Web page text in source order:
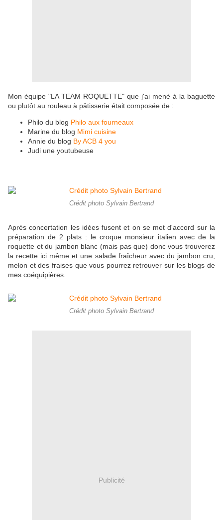
Mon équipe "LA TEAM ROQUETTE" que j'ai mené à la baguette
ou plutôt au rouleau à pâtisserie était composée de :
Philo du blog Philo aux fourneaux
Marine du blog Mimi cuisine
Annie du blog By ACB 4 you
Judi une youtubeuse
Crédit photo Sylvain Bertrand
Après concertation les idées fusent et on se met d'accord sur la
préparation de 2 plats : le croque monsieur italien avec de la
roquette et du jambon blanc (mais pas que) donc vous trouverez
la recette ici même et une salade fraîcheur avec du jambon cru,
melon et des fraises que vous pourrez retrouver sur les blogs de
mes coéquipières.
Crédit photo Sylvain Bertrand
Publicité